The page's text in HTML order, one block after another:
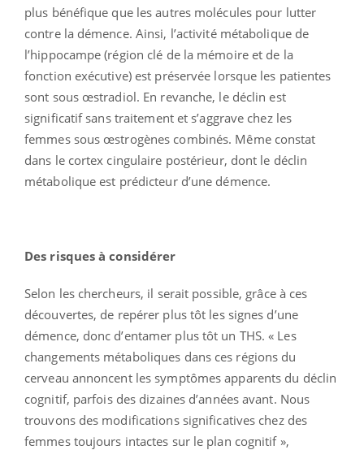
plus bénéfique que les autres molécules pour lutter
contre la démence. Ainsi, l’activité métabolique de
l’hippocampe (région clé de la mémoire et de la
fonction exécutive) est préservée lorsque les patientes
sont sous œstradiol. En revanche, le déclin est
significatif sans traitement et s’aggrave chez les
femmes sous œstrogènes combinés. Même constat
dans le cortex cingulaire postérieur, dont le déclin
métabolique est prédicteur d’une démence.
Des risques à considérer
Selon les chercheurs, il serait possible, grâce à ces
découvertes, de repérer plus tôt les signes d’une
démence, donc d’entamer plus tôt un THS. « Les
changements métaboliques dans ces régions du
cerveau annoncent les symptômes apparents du déclin
cognitif, parfois des dizaines d’années avant. Nous
trouvons des modifications significatives chez des
femmes toujours intactes sur le plan cognitif »,